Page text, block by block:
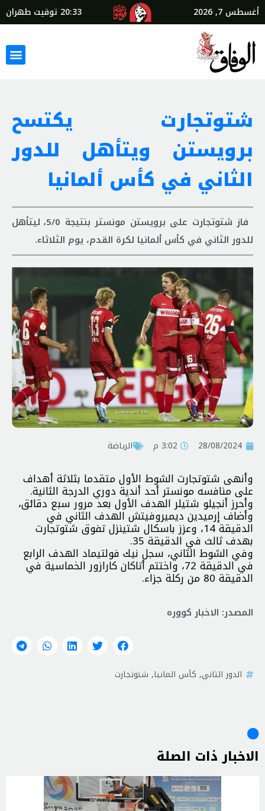
أغسطس 7, 2026 20:33 توقيت طهران
شتوتجارت يكتسح
برويستن ويتأهل للدور
الثاني في كأس ألمانيا
فاز شتوتجارت على برويستن مونستر بنتيجة 5/0، ليتأهل
للدور الثاني في كأس ألمانيا لكرة القدم، يوم الثلاثاء.
28/08/2024 3:02 م الرياضة
وأنهى شتوتجارت الشوط الأول متقدما بثلاثة أهداف
على منافسه مونستر أحد أندية دوري الدرجة الثانية.
وأحرز أنجيلو شتيلر الهدف الأول بعد مرور سبع دقائق،
وأضاف إرميدين ديميروفيتش الهدف الثاني في
الدقيقة 14، وعزز باسكال شتينزل تفوق شتوتجارت
بهدف ثالث في الدقيقة 35.
وفي الشوط الثاني، سجل نيك فولتيماد الهدف الرابع
في الدقيقة 72، واختتم أتاكان كارازور الخماسية في
الدقيقة 80 من ركلة جزاء.
المصدر: الاخبار كووره
الدور الثاني, كأس المانيا, شتوتجارت
الاخبار ذات الصلة